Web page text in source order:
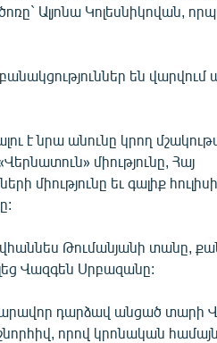
Ալյոնա Կոլեսնիկովան,
են վարվում
է նրա անունը կրող
միությունը, Հայ
միությունը եւ գալիք
Թումանյանի տանը,
Վազգեն Սրբազանը:
դարձավ անցած տարի
որով կրոնական